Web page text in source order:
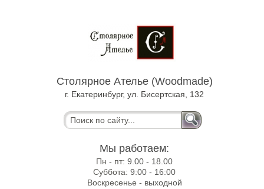
Столярное Ателье (Woodmade)
г. Екатеринбург, ул. Бисертская, 132
Мы работаем:
Пн - пт:9.00 - 18.00
Суббота:9:00 - 16:00
Воскресенье - выходной